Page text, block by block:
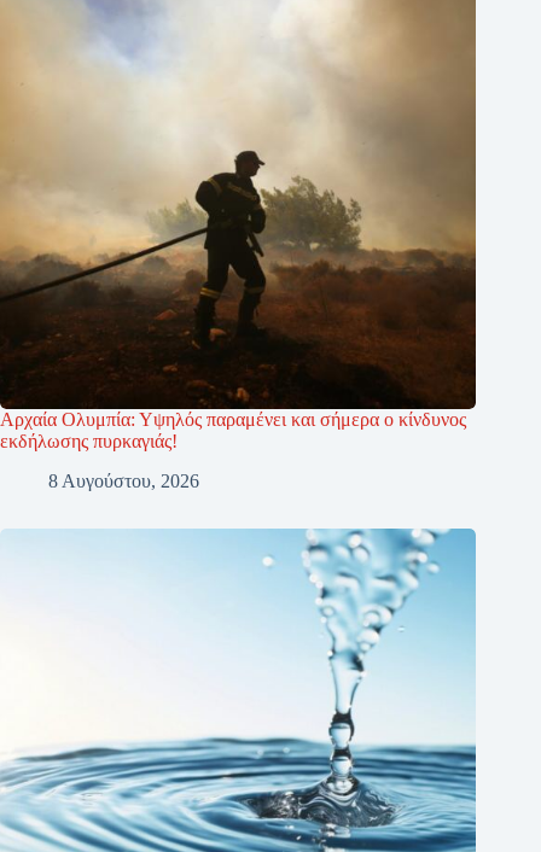
Αρχαία Ολυμπία: Υψηλός παραμένει και σήμερα ο κίνδυνος
εκδήλωσης πυρκαγιάς!
8 Αυγούστου, 2026